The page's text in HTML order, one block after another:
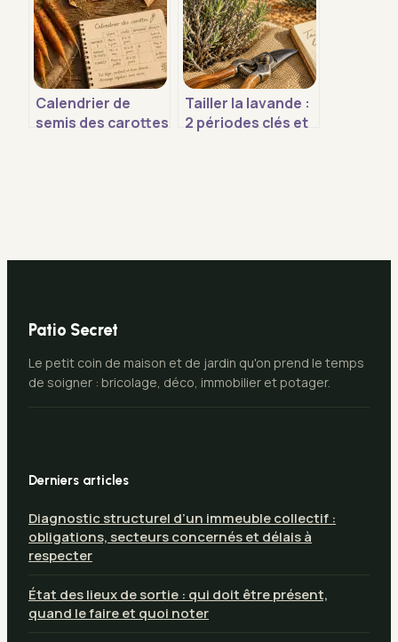
Calendrier de
semis des carottes
Tailler la lavande :
2 périodes clés et
Patio Secret
Le petit coin de maison et de jardin qu'on prend le temps
de soigner : bricolage, déco, immobilier et potager.
Derniers articles
Diagnostic structurel d’un immeuble collectif :
obligations, secteurs concernés et délais à
respecter
État des lieux de sortie : qui doit être présent,
quand le faire et quoi noter